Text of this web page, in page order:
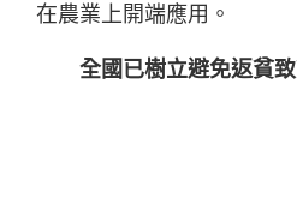
在農業上開端應用。
全國已樹立避免返貧